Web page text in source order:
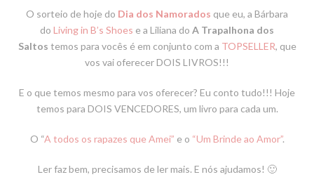
O sorteio de hoje do Dia dos Namorados que eu, a Bárbara
do Living in B’s Shoes e a Liliana do A Trapalhona dos
Saltos temos para vocês é em conjunto com a TOPSELLER, que
vos vai oferecerDOIS LIVROS!!!
E o que temos mesmo para vos oferecer? Eu conto tudo!!! Hoje
temos para DOIS VENCEDORES, um livro para cada um.
O “A todos os rapazes que Amei” e o “Um Brinde ao Amor”.
Ler faz bem, precisamos de ler mais. E nós ajudamos! 🙂